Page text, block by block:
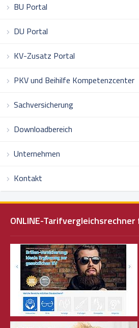
BU Portal
DU Portal
KV-Zusatz Portal
PKV und Beihilfe Kompetenzcenter
Sachversicherung
Downloadbereich
Unternehmen
Kontakt
ONLINE-